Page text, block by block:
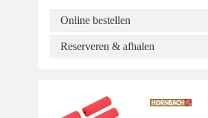
Online bestellen
Reserveren & afhalen